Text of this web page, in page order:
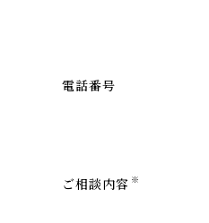
電話番号
ご相談内容 ※